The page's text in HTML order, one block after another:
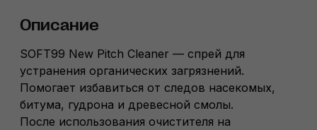
Описание
SOFT99 New Pitch Cleaner — спрей для
устранения органических загрязнений.
Помогает избавиться от следов насекомых,
битума, гудрона и древесной смолы.
После использования очистителя на